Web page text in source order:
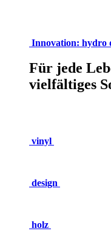
Innovation: hydro
Für jede
vielfältiges
vinyl
design
holz